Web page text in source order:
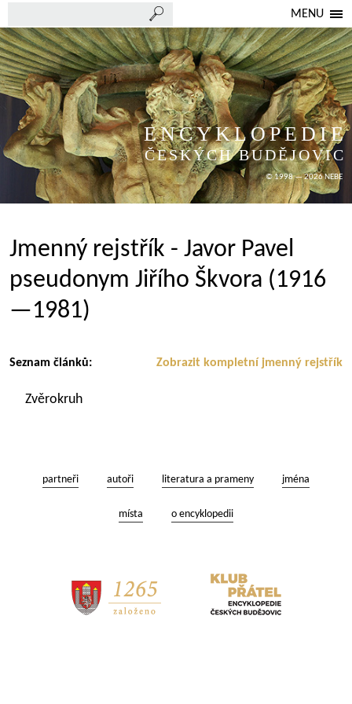
MENU
ENCYKLOPEDIE
ČESKÝCH BUDĚJOVIC
© 1998 — 2026 NEBE
Jmenný rejstřík - Javor Pavel
pseudonym Jiřího Škvora (1916
—1981)
Zobrazit kompletní jmenný rejstřík
Seznam článků:
Zvěrokruh
partneři autoři literatura a prameny jména
místa o encyklopedii